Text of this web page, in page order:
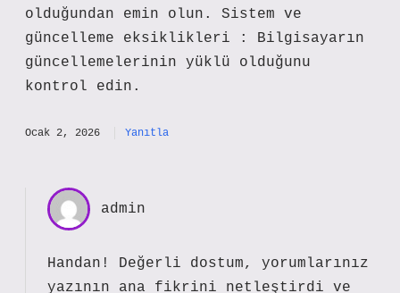
olduğundan emin olun. Sistem ve
güncelleme eksiklikleri : Bilgisayarın
güncellemelerinin yüklü olduğunu
kontrol edin.
Ocak 2, 2026 Yanıtla
admin
Handan! Değerli dostum, yorumlarınız
yazının ana fikrini netleştirdi ve